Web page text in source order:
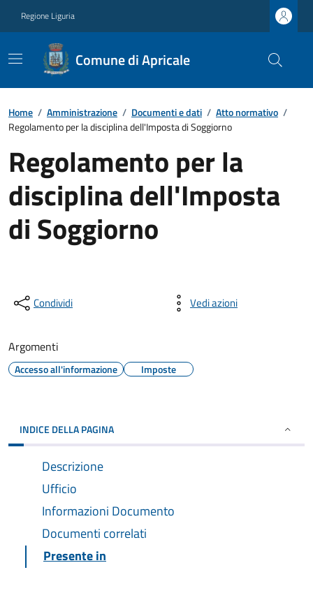
Regione Liguria
Comune di Apricale
Home / Amministrazione / Documenti e dati / Atto normativo /
Regolamento per la disciplina dell'Imposta di Soggiorno
Regolamento per la
disciplina dell'Imposta
di Soggiorno
Condividi Vedi azioni
Argomenti
Accesso all'informazione Imposte
INDICE DELLA PAGINA
Descrizione
Ufficio
Informazioni Documento
Documenti correlati
Presente in